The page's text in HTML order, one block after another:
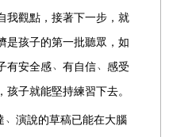
我觀點，接著下一步，就
是孩子的第一批聽眾，如
有安全感﹅ 有自信﹅ 感受
子就能堅持練習下去。
﹅ 演說的草稿已能在大腦